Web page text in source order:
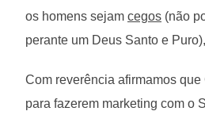
os homens sejam cegos (não
perante um Deus Santo e Puro),
Com reverência afirmamos
para fazerem marketing com o